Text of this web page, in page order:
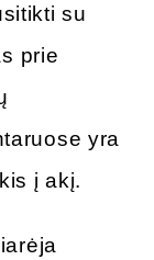
su
prie
yra
į akį.